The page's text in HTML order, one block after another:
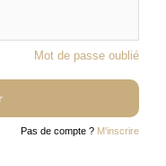
Mot de passe oublié
Pas de compte ? M'inscrire